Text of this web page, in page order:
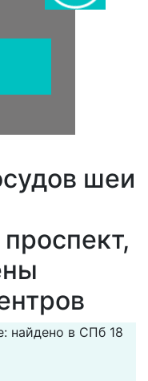
шеи
найдено в СПб 18